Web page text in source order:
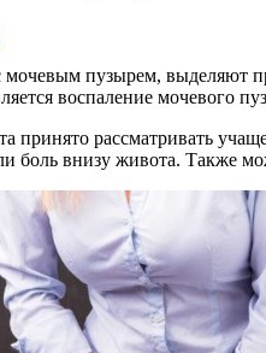
пузырем, выделяют
воспаление мочевого
рассматривать
боль внизу живота. Также